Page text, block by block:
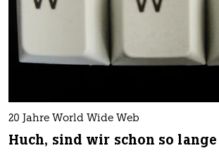
20 Jahre World Wide Web
Huch, sind wir schon so